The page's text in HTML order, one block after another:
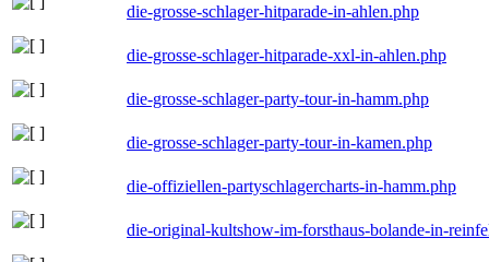
die-grosse-schlager-hitparade-in-ahlen.php
die-grosse-schlager-hitparade-xxl-in-ahlen.php
die-grosse-schlager-party-tour-in-hamm.php
die-grosse-schlager-party-tour-in-kamen.php
die-offiziellen-partyschlagercharts-in-hamm.php
die-original-kultshow-im-forsthaus-bolande-in-